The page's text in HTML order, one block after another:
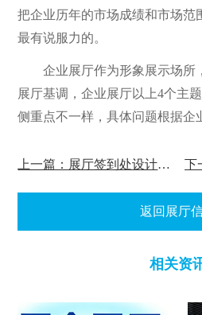
把企业历年的市场成绩和市场范
最有说服力的。
企业展厅作为形象展示场所
展厅基调，企业展厅以上4个主
侧重点不一样，具体问题根据企
上一篇：展厅签到处设计数字签到处的好处？
返回展厅
相关资